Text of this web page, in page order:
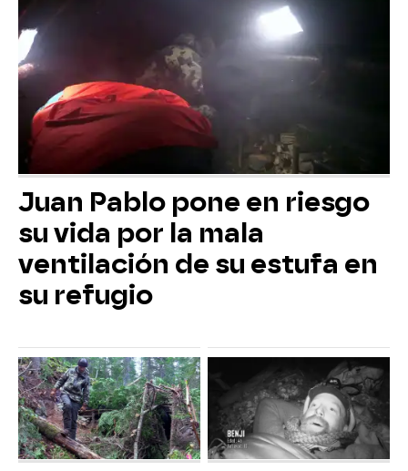
Juan Pablo pone en riesgo
su vida por la mala
ventilación de su estufa en
su refugio